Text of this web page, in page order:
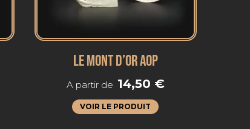
LE MONT D’OR AOP
A partir de 14,50 €
VOIR LE PRODUIT